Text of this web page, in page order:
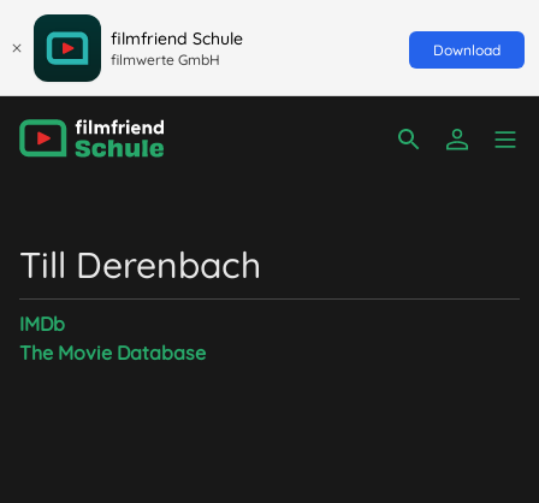
filmfriend Schule
filmwerte GmbH
Download
Till Derenbach
IMDb
The Movie Database